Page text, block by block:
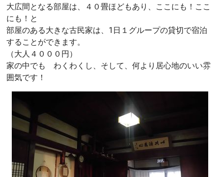
大広間となる部屋は、４０畳ほどもあり、ここにも！ここ
にも！と
部屋のある大きな古民家は、1日１グループの貸切で宿泊
することができます。
（大人４０００円）
家の中でも わくわくし、そして、何より居心地のいい雰
囲気です！